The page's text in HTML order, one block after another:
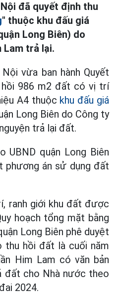
đã quyết định thu
" thuộc khu đấu giá
Long Biên) do
Lam trả lại.
vừa ban hành Quyết
986 m2 đất có vị trí
A4 thuộc khu đấu giá
Long Biên do Công ty
trả lại đất.
UBND quận Long Biên
phương án sử dụng đất
ranh giới khu đất được
hoạch tổng mặt bằng
Long Biên phê duyệt
thu hồi đất là cuối năm
Him Lam có văn bản
đất cho Nhà nước theo
2024.